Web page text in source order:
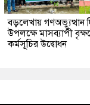
বড়লেখায় গণঅভ্যুত্থান
উপলক্ষে মাসব্যাপী
কর্মসূচির উদ্বোধন